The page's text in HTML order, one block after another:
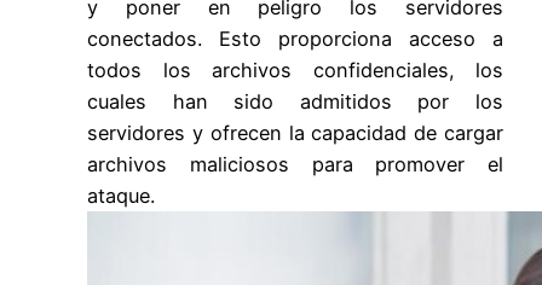
y poner en peligro los servidores
conectados. Esto proporciona acceso a
todos los archivos confidenciales, los
cuales han sido admitidos por los
servidores y ofrecen la capacidad de cargar
archivos maliciosos para promover el
ataque.